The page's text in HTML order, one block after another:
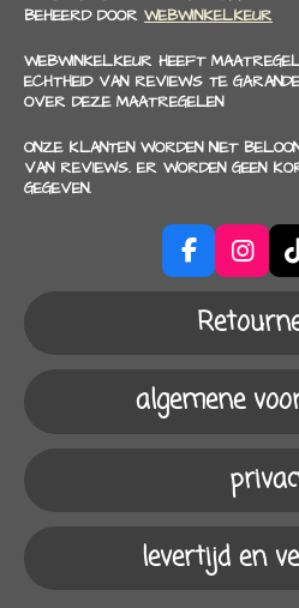
BEHEERD DOOR WEBWINKELKEUR
WEBWINKELKEUR HEEFT
ECHTHEID VAN REVIEWS TE
OVER DEZE MAATREGELEN
ONZE KLANTEN WORDEN NIET
VAN REVIEWS. ER WORDEN GEEN
GEGEVEN.
F
a
b
o
k
I
n
s
t
a
r
a
m
i
algemene
levertijd en